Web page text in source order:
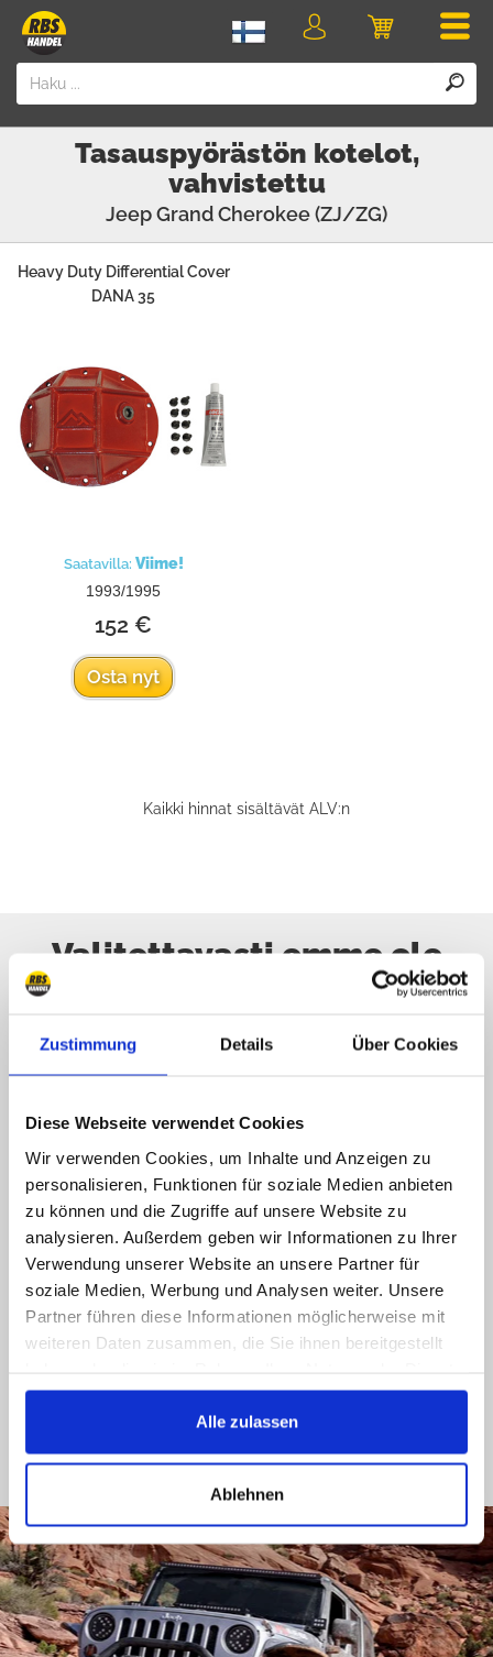
Zustimmung Details Über Cookies
Diese Webseite verwendet Cookies
Wir verwenden Cookies, um Inhalte und Anzeigen zu
personalisieren, Funktionen für soziale Medien anbieten
zu können und die Zugriffe auf unsere Website zu
analysieren. Außerdem geben wir Informationen zu Ihrer
Verwendung unserer Website an unsere Partner für
soziale Medien, Werbung und Analysen weiter. Unsere
Partner führen diese Informationen möglicherweise mit
weiteren Daten zusammen, die Sie ihnen bereitgestellt
gesammelt haben.
Alle zulassen
Ablehnen
Ostoskori
Kirjaudu
Tasauspyörästön kotelot,
vahvistettu
JeepGrand Cherokee (ZJ/ZG)
Heavy Duty Differential Cover
DANA 35
Saatavilla: Viime!
1993/1995
152 €
Osta nyt
Kaikki hinnat sisältävät ALV:n
Valitettavasti emme ole
verkossa, mutta laita meille
Soita meille, lähetä meille viestin, ota meihin
mahdollisimman pian
089 - 41 61 08 780
(9:30-14:00 16:00-19:00)
info@rbs-handel.de
Facebook